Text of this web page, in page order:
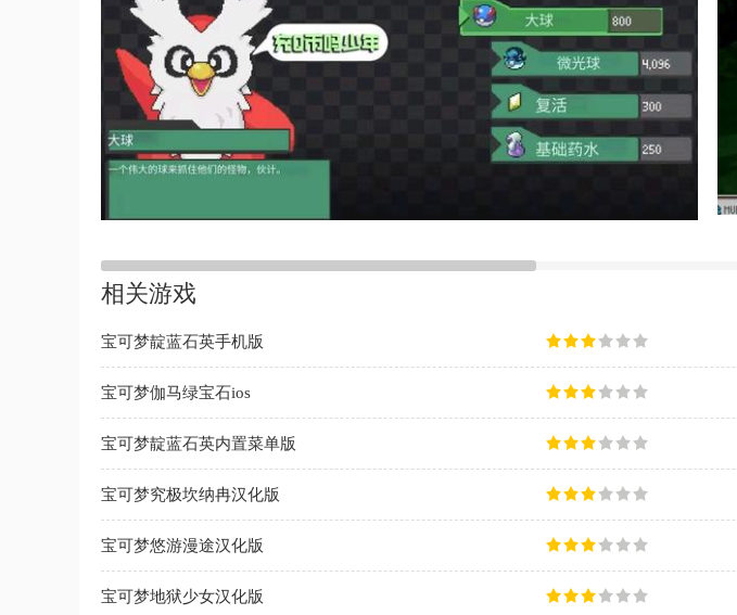
相关游戏
宝可梦靛蓝石英手机版
宝可梦伽马绿宝石ios
宝可梦靛蓝石英内置菜单版
宝可梦究极坎纳冉汉化版
宝可梦悠游漫途汉化版
宝可梦地狱少女汉化版